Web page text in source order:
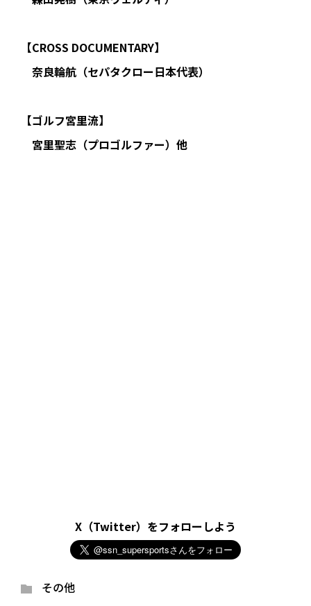
【CROSS DOCUMENTARY】
奈良輪航（セパタクロー日本代表）
【ゴルフ宮里流】
宮里聖志（プロゴルファー）他
X（Twitter）をフォローしよう
その他